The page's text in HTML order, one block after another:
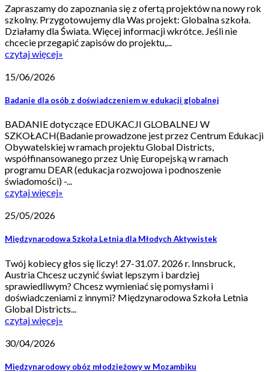
Zapraszamy do zapoznania się z ofertą projektów na nowy rok
szkolny. Przygotowujemy dla Was projekt: Globalna szkoła.
Działamy dla Świata. Więcej informacji wkrótce. Jeśli nie
chcecie przegapić zapisów do projektu,...
czytaj więcej»
15/06/2026
Badanie dla osób z doświadczeniem w edukacji globalnej
BADANIE dotyczące EDUKACJI GLOBALNEJ W
SZKOŁACH(Badanie prowadzone jest przez Centrum Edukacji
Obywatelskiej w ramach projektu Global Districts,
współfinansowanego przez Unię Europejską w ramach
programu DEAR (edukacja rozwojowa i podnoszenie
świadomości) -...
czytaj więcej»
25/05/2026
Międzynarodowa Szkoła Letnia dla Młodych Aktywistek
Twój kobiecy głos się liczy! 27-31.07. 2026 r. Innsbruck,
Austria Chcesz uczynić świat lepszym i bardziej
sprawiedliwym? Chcesz wymieniać się pomysłami i
doświadczeniami z innymi? Międzynarodowa Szkoła Letnia
Global Districts...
czytaj więcej»
30/04/2026
Międzynarodowy obóz młodzieżowy w Mozambiku